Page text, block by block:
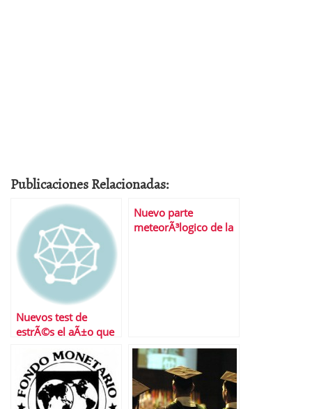
Publicaciones Relacionadas:
Nuevos test de
estrÃ©s el aÃ±o que
Nuevo parte
meteorÃ³logico de la